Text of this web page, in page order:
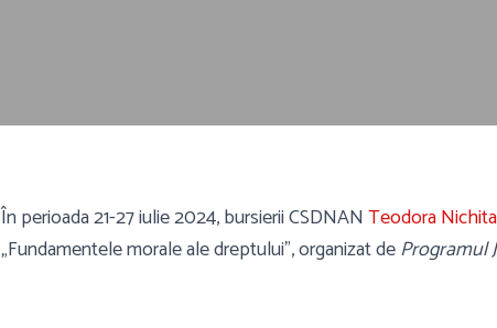
În perioada 21-27 iulie 2024, bursierii CSDNANTeodora Nichita
„Fundamentele morale ale dreptului”, organizat deProgramul